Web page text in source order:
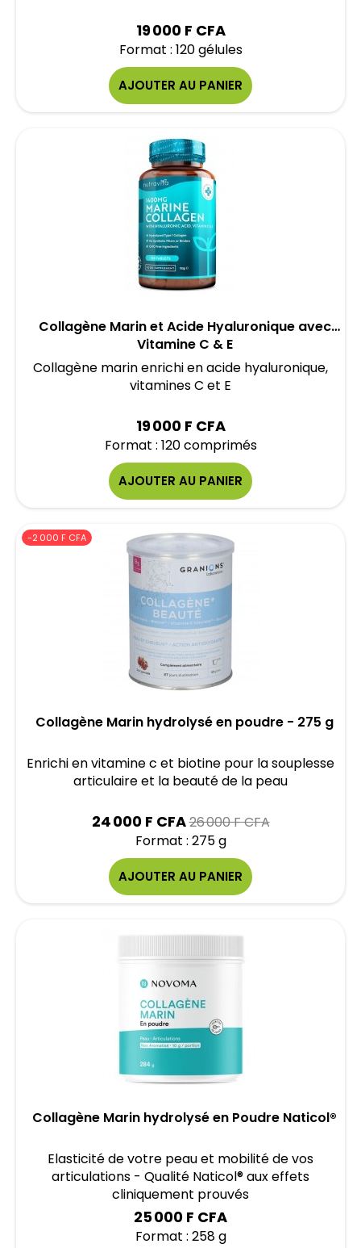
19 000 F CFA
Format : 120 gélules
AJOUTER AU PANIER
Collagène Marin et Acide Hyaluronique avec
Vitamine C & E
Collagène marin enrichi en acide hyaluronique,
vitamines C et E
19 000 F CFA
Format : 120 comprimés
AJOUTER AU PANIER
-2 000 F CFA
Collagène Marin hydrolysé en poudre - 275 g
Enrichi en vitamine c et biotine pour la souplesse
articulaire et la beauté de la peau
24 000 F CFAPrix
26 000 F CFA
Format : 275 g
AJOUTER AU PANIER
Collagène Marin hydrolysé en Poudre Naticol®
Elasticité de votre peau et mobilité de vos
articulations - Qualité Naticol® aux effets
cliniquement prouvés
25 000 F CFA
Format : 258 g